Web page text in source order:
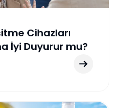
Cihazları
İyi Duyurur mu?
Teknolojilerini